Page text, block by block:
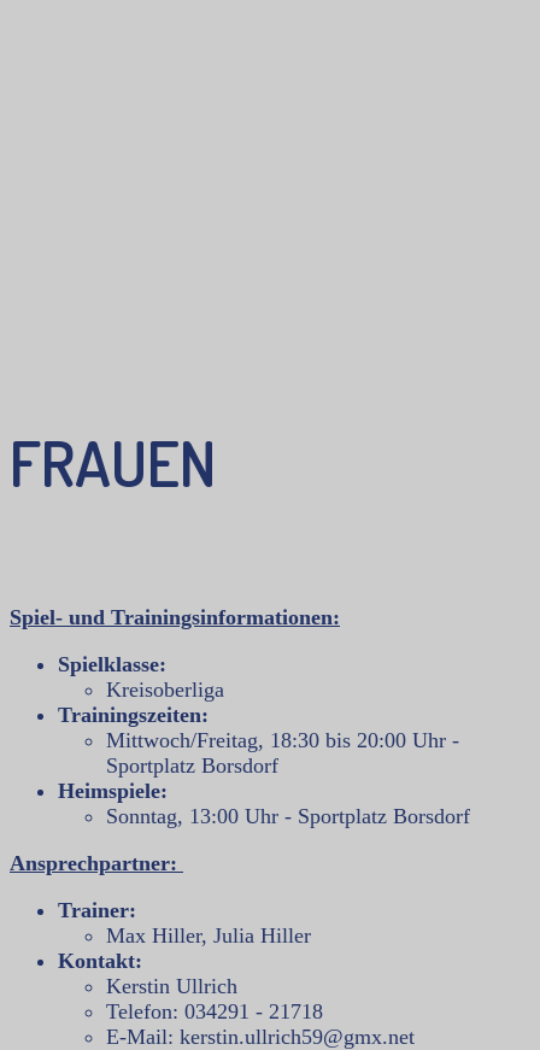
FRAUEN
Spiel- und Trainingsinformationen:
Spielklasse:
Kreisoberliga
Trainingszeiten:
Mittwoch/Freitag, 18:30 bis 20:00 Uhr -
Sportplatz Borsdorf
Heimspiele:
Sonntag, 13:00 Uhr - Sportplatz Borsdorf
Ansprechpartner:
Trainer:
Max Hiller, Julia Hiller
Kontakt:
Kerstin Ullrich
Telefon: 034291 - 21718
E-Mail: kerstin.ullrich59@gmx.net